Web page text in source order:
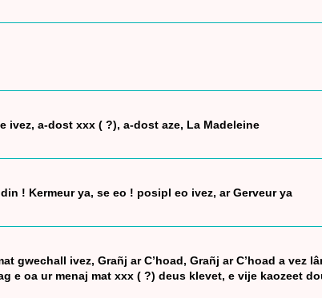
ivez, a-dost xxx ( ?), a-dost aze, La Madeleine
din ! Kermeur ya, se eo ! posipl eo ivez, ar Gerveur ya
gwechall ivez, Grañj ar C’hoad, Grañj ar C’hoad a vez
e oa ur menaj mat xxx ( ?) deus klevet, e vije kaozeet